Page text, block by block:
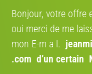
Bonjour, votre offre
oui merci de me
mon E-m a l.
.com d’un certain